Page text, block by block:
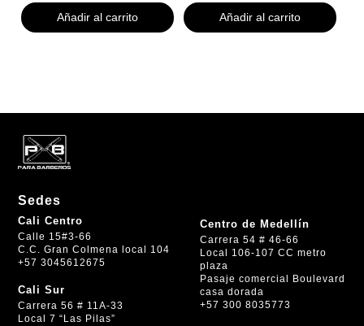
Añadir al carrito Añadir al carrito
Sedes
Cali Centro
Calle 15#3-66
C.C. Gran Colmena local 104
+57 3045612675
Cali Sur
Carrera 56 # 11A-33
Local 7 “Las Pilas”
Centro de Medellín
Carrera 54 # 46-66
Local 106-107 CC metro
plaza
Pasaje comercial Boulevard
casa dorada
+57 300 8035773